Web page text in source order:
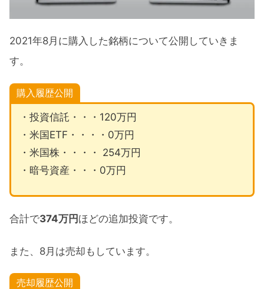
購入理由
2021年今後の投資方針
暴落時に仕込みたい銘柄
SPXL
CURE
TECL
WEBL
2021年8月に購入した銘柄について公開していきま
す。
購入履歴公開
・投資信託・・・120万円
・米国ETF・・・・0万円
・米国株・・・・ 254万円
・暗号資産・・・0万円
合計で374万円 ほどの追加投資です。
また、8月は売却もしています。
売却履歴公開